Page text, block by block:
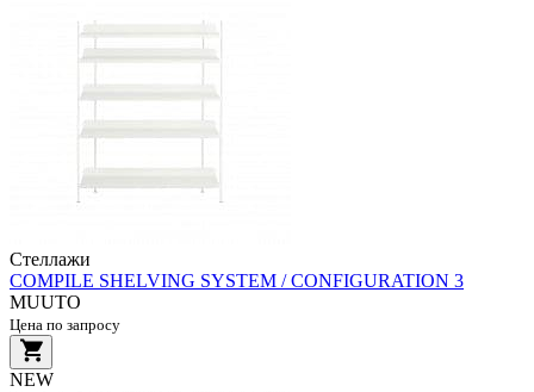
Стеллажи
COMPILE SHELVING SYSTEM / CONFIGURATION 3
MUUTO
Цена по запросу
NEW